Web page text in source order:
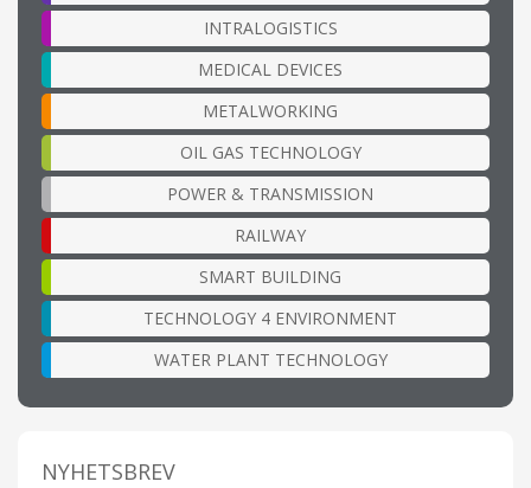
INTRALOGISTICS
MEDICAL DEVICES
METALWORKING
OIL GAS TECHNOLOGY
POWER & TRANSMISSION
RAILWAY
SMART BUILDING
TECHNOLOGY 4 ENVIRONMENT
WATER PLANT TECHNOLOGY
NYHETSBREV